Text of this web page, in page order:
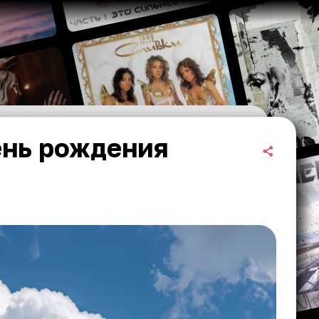
рождения